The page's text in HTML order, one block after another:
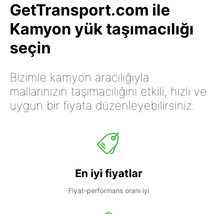
GetTransport.com ile
Kamyon yük taşımacılığı
seçin
Bizimle kamyon aracılığıyla
mallarınızın taşımacılığını etkili, hızlı ve
uygun bir fiyata düzenleyebilirsiniz.
En iyi fiyatlar
Fiyat-performans oranı iyi